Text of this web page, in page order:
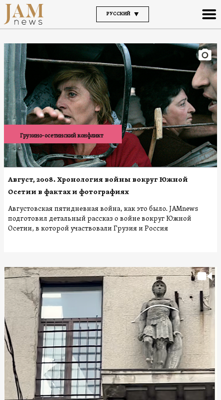
РУССКИЙ
Грузино-осетинский конфликт
Август, 2008. Хронология войны вокруг Южной
Осетии в фактах и фотографиях
Августовская пятидневная война, как это было. JAMnews
подготовил детальный рассказ о войне вокруг Южной
Осетии, в которой участвовали Грузия и Россия